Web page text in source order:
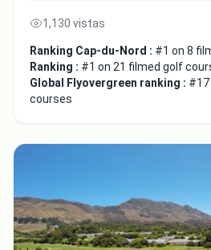
1,130 vistas
Ranking Cap-du-Nord : #1 on 8
Ranking : #1 on 21 filmed golf
Global Flyovergreen ranking : #17
courses